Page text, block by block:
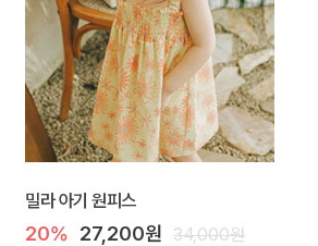
밀라 아기 원피스
20% 27,200원 34,000원